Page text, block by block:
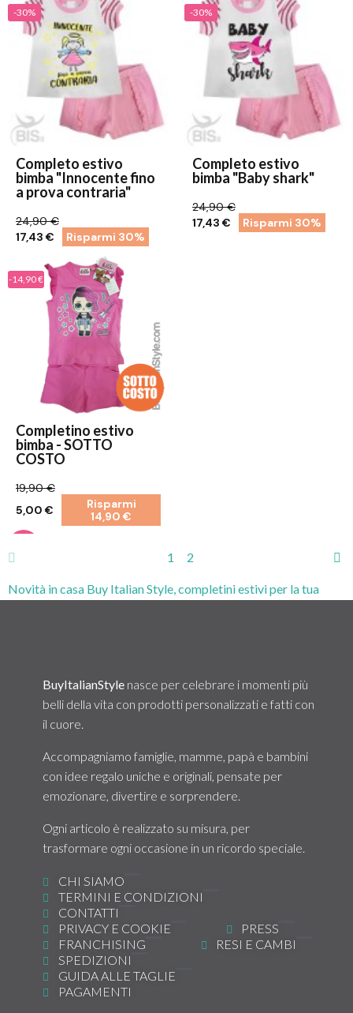
-30%
Completo estivo
bimba "Innocente fino
a prova contraria"
24,90 €
17,43 €
Risparmi 30%
-30%
Completo estivo
bimba "Baby shark"
24,90 €
17,43 €
Risparmi 30%
-14,90 €
Completino estivo
bimba - SOTTO
COSTO
19,90 €
5,00 €
Risparmi
14,90 €
1 2
Novità in casa Buy Italian Style, completini estivi per la tua
bambina. Rendi unico il look della tua bambina in qualsiasi
BuyItalianStyle nasce per celebrare i momenti più
belli della vita con prodotti personalizzati e fatti con
il cuore.
Accompagniamo famiglie, mamme, papà e bambini
con idee regalo uniche e originali, pensate per
emozionare, divertire e sorprendere.
Ogni articolo è realizzato su misura, per
trasformare ogni occasione in un ricordo speciale.
CHI SIAMO
TERMINI E CONDIZIONI
CONTATTI
PRIVACY E COOKIE
PRESS
FRANCHISING
RESI E CAMBI
SPEDIZIONI
GUIDA ALLE TAGLIE
PAGAMENTI